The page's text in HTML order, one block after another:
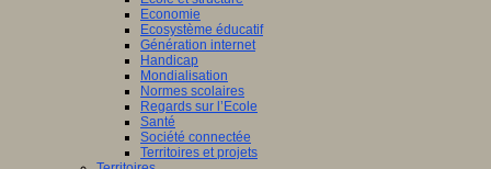
Economie
Ecosystème éducatif
Génération internet
Handicap
Mondialisation
Normes scolaires
Regards sur l’Ecole
Santé
Société connectée
Territoires et projets